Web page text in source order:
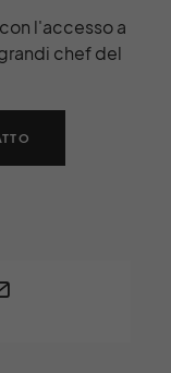
l'accesso a
chef del